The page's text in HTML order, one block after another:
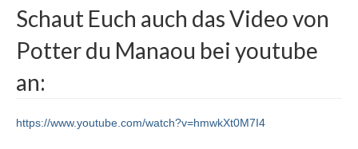
Schaut Euch auch das Video von
Potter du Manaou bei youtube
an:
https://www.youtube.com/watch?v=hmwkXt0M7I4